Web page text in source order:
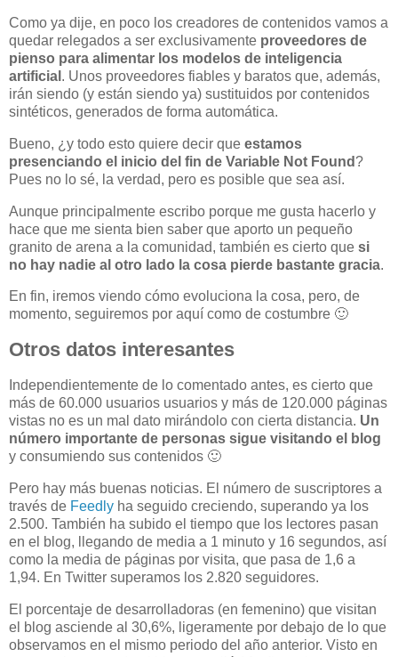
Como ya dije, en poco los creadores de contenidos vamos a
quedar relegados a ser exclusivamente proveedores de
pienso para alimentar los modelos de inteligencia
artificial . Unos proveedores fiables y baratos que, además,
irán siendo (y están siendo ya) sustituidos por contenidos
sintéticos, generados de forma automática.
Bueno, ¿y todo esto quiere decir que estamos
presenciando el inicio del fin de Variable Not Found ?
Pues no lo sé, la verdad, pero es posible que sea así.
Aunque principalmente escribo porque me gusta hacerlo y
hace que me sienta bien saber que aporto un pequeño
granito de arena a la comunidad, también es cierto que si
no hay nadie al otro lado la cosa pierde bastante gracia.
En fin, iremos viendo cómo evoluciona la cosa, pero, de
momento, seguiremos por aquí como de costumbre 🙂
Otros datos interesantes
Independientemente de lo comentado antes, es cierto que
más de 60.000 usuarios usuarios y más de 120.000 páginas
vistas no es un mal dato mirándolo con cierta distancia. Un
número importante de personas sigue visitando el blog
y consumiendo sus contenidos 🙂
Pero hay más buenas noticias. El número de suscriptores a
través de Feedly ha seguido creciendo, superando ya los
2.500. También ha subido el tiempo que los lectores pasan
en el blog, llegando de media a 1 minuto y 16 segundos, así
como la media de páginas por visita, que pasa de 1,6 a
1,94. En Twitter superamos los 2.820 seguidores.
El porcentaje de desarrolladoras (en femenino) que visitan
el blog asciende al 30,6%, ligeramente por debajo de lo que
observamos en el mismo periodo del año anterior. Visto en